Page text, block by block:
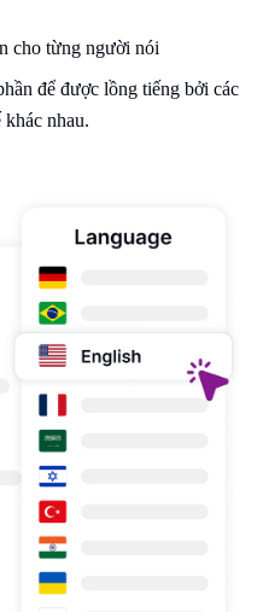
cho từng người nói
để được lồng tiếng bởi các
nhau.